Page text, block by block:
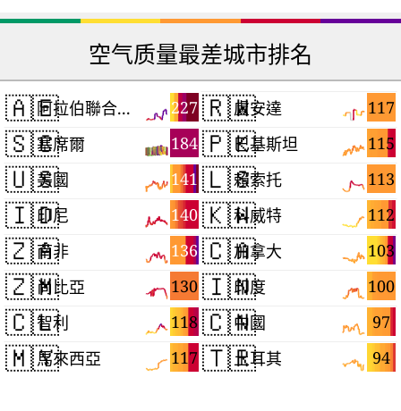
空气质量最差城市排名
🇦🇪 227
阿拉伯聯合大公國
🇸🇨 184
塞席爾
🇺🇸 141
美國
🇮🇩 140
印尼
🇿🇦 136
南非
🇿🇲 130
尚比亞
🇨🇱 118
智利
🇲🇾 117
馬來西亞
🇷🇼 117
盧安達
🇵🇰 115
巴基斯坦
🇱🇸 113
賴索托
🇰🇼 112
科威特
🇨🇦 103
加拿大
🇮🇳 100
印度
🇨🇳 97
中國
🇹🇷 94
土耳其